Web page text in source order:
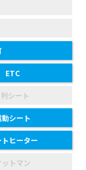
ETC
シート
動シート
トヒーター
ットマン